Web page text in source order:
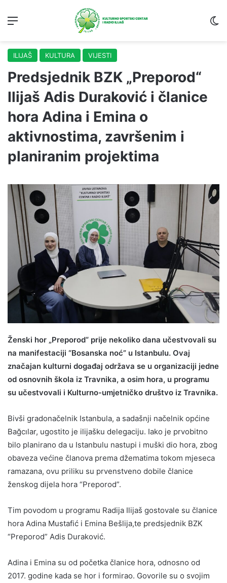
ILIJAŠ KULTURA VIJESTI
Predsjednik BZK „Preporod“
Ilijaš Adis Duraković i članice
hora Adina i Emina o
aktivnostima, završenim i
planiranim projektima
Ženski hor „Preporod“ prije nekoliko dana učestvovali su
na manifestaciji “Bosanska noć” u Istanbulu. Ovaj
značajan kulturni događaj održava se u organizaciji jedne
od osnovnih škola iz Travnika, a osim hora, u programu
su učestvovali i Kulturno-umjetničko društvo iz Travnika.
Bivši gradonačelnik Istanbula, a sadašnji načelnik općine
Bağcılar, ugostito je ilijašku delegaciju. Iako je prvobitno
bilo planirano da u Istanbulu nastupi i muški dio hora, zbog
obaveza većine članova prema džematima tokom mjeseca
ramazana, ovu priliku su prvenstveno dobile članice
ženskog dijela hora “Preporod”.
Tim povodom u programu Radija Ilijaš gostovale su članice
hora Adina Mustafić i Emina Bešlija,te predsjednik BZK
“Preporod” Adis Duraković.
Adina i Emina su od početka članice hora, odnosno od
2017. godine kada se hor i formirao. Govorile su o svojim